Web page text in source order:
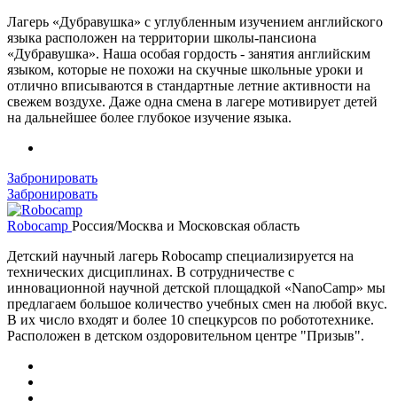
Лагерь «Дубравушка» с углубленным изучением английского
языка расположен на территории школы-пансиона
«Дубравушка». Наша особая гордость - занятия английским
языком, которые не похожи на скучные школьные уроки и
отлично вписываются в стандартные летние активности на
свежем воздухе. Даже одна смена в лагере мотивирует детей
на дальнейшее более глубокое изучение языка.
Забронировать
Забронировать
Robocamp Россия/Москва и Московская область
Детский научный лагерь Robocamp специализируется на
технических дисциплинах. В сотрудничестве с
инновационной научной детской площадкой «NanoCamp» мы
предлагаем большое количество учебных смен на любой вкус.
В их число входят и более 10 спецкурсов по робототехнике.
Расположен в детском оздоровительном центре "Призыв".